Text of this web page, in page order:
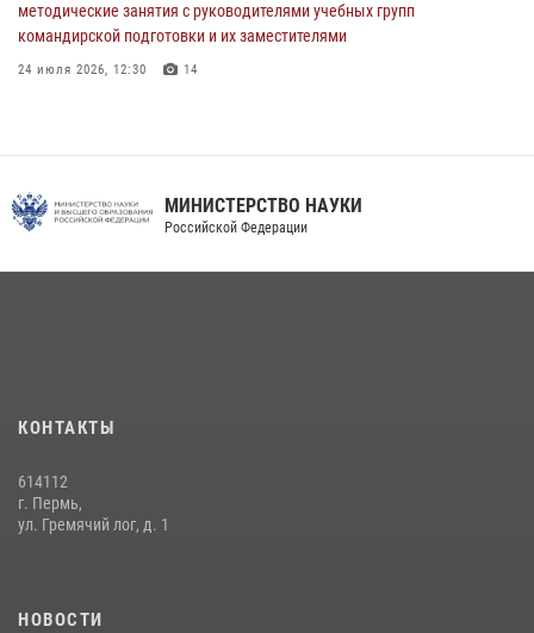
07 июля 2026, 10:30 4
методические занятия с руководителями учебных групп
командирской подготовки и их заместителями
24 июля 2026, 12:30 14
В подразделениях военного института проведено военно-
равноапостольного великого князя Владимира – крестителя Руси,
07 августа 2026, 10:39
МИНИСТЕРСТВО НАУКИ
Российской Федерации
КОНТАКТЫ
614112
г. Пермь,
ул. Гремячий лог, д. 1
НОВОСТИ